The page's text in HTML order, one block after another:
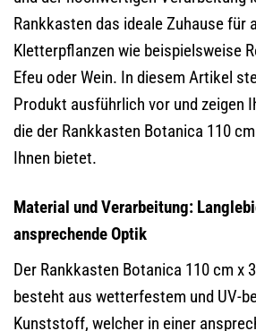
Rankkasten das ideale Zuhause für
Kletterpflanzen wie beispielsweise
Efeu oder Wein. In diesem Artikel
Produkt ausführlich vor und zeigen
die der Rankkasten Botanica 110
Ihnen bietet.
Material und Verarbeitung:
ansprechende Optik
Der Rankkasten Botanica 110 cm x
besteht aus wetterfestem und UV-
Kunststoff, welcher in einer